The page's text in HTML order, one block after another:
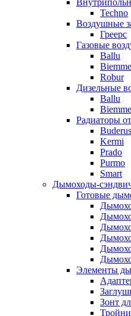
Techno
Воздушные
Греерс
Газовые
Ballu
Robur
Дизельные
Ballu
Радиаторы
Buderus
Kermi
Prado
Purmo
Smart
Дымоходы-
Готовые
Элементы
Зонт